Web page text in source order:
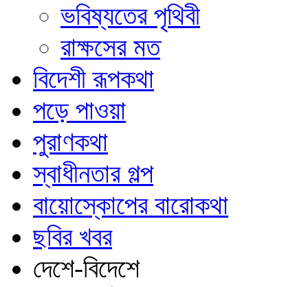
ভবিষ্যতের পৃথিবী
রাক্ষসের মত
বিদেশী রূপকথা
পড়ে পাওয়া
পুরাণকথা
স্বাধীনতার গল্প
বায়োস্কোপের বারোকথা
ছবির খবর
দেশে-বিদেশে